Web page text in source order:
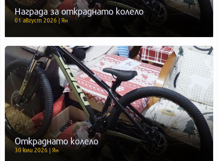
Награда за откраднато колело
01 август 2026 | Ян
Откраднато колело
30 юли 2026 | Ян